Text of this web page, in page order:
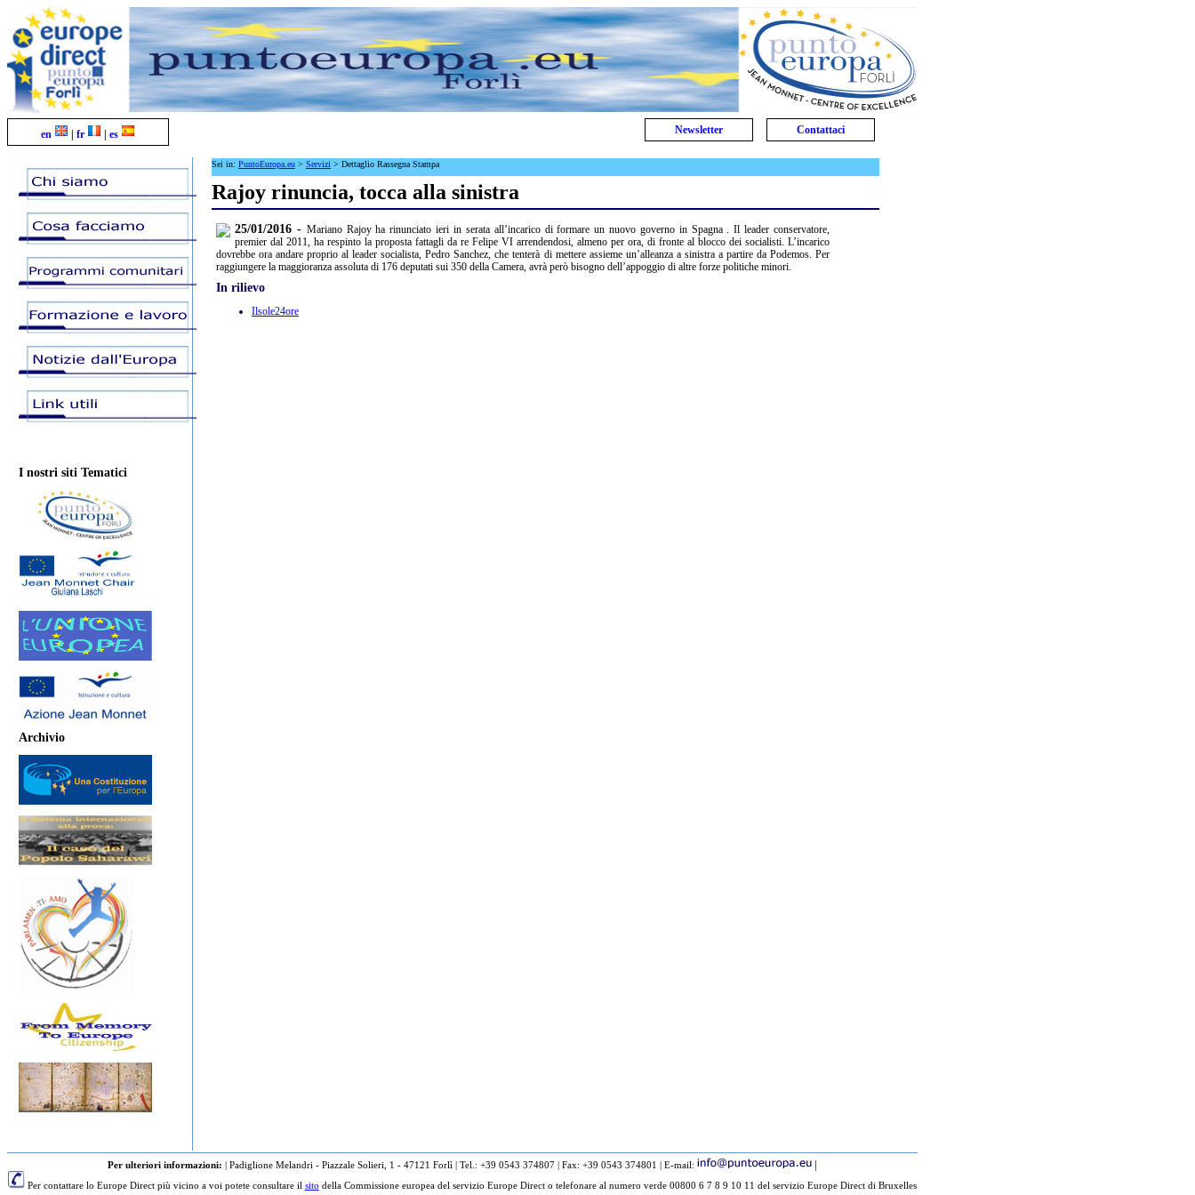
en | fr | es Newsletter Contattaci
I nostri siti Tematici
Archivio
Sei in: PuntoEuropa.eu > Servizi > Dettaglio Rassegna Stampa
Rajoy rinuncia, tocca alla sinistra
25/01/2016 - Mariano Rajoy ha rinunciato ieri in serata all’incarico di formare un nuovo governo in Spagna . Il leader conservatore,
premier dal 2011, ha respinto la proposta fattagli da re Felipe VI arrendendosi, almeno per ora, di fronte al blocco dei socialisti. L’incarico
dovrebbe ora andare proprio al leader socialista, Pedro Sanchez, che tenterà di mettere assieme un’alleanza a sinistra a partire da Podemos. Per
raggiungere la maggioranza assoluta di 176 deputati sui 350 della Camera, avrà però bisogno dell’appoggio di altre forze politiche minori.
In rilievo
Ilsole24ore
Per ulteriori informazioni: | Padiglione Melandri - Piazzale Solieri, 1 - 47121 Forlì | Tel.: +39 0543 374807 | Fax: +39 0543 374801 | E-mail: |
Per contattare lo Europe Direct più vicino a voi potete consultare il sito della Commissione europea del servizio Europe Direct o telefonare al numero verde 00800 6 7 8 9 10 11 del servizio Europe Direct di Bruxelles